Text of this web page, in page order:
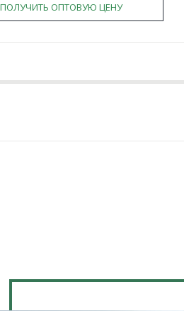
ПОЛУЧИТЬ ОПТОВУЮ ЦЕНУ